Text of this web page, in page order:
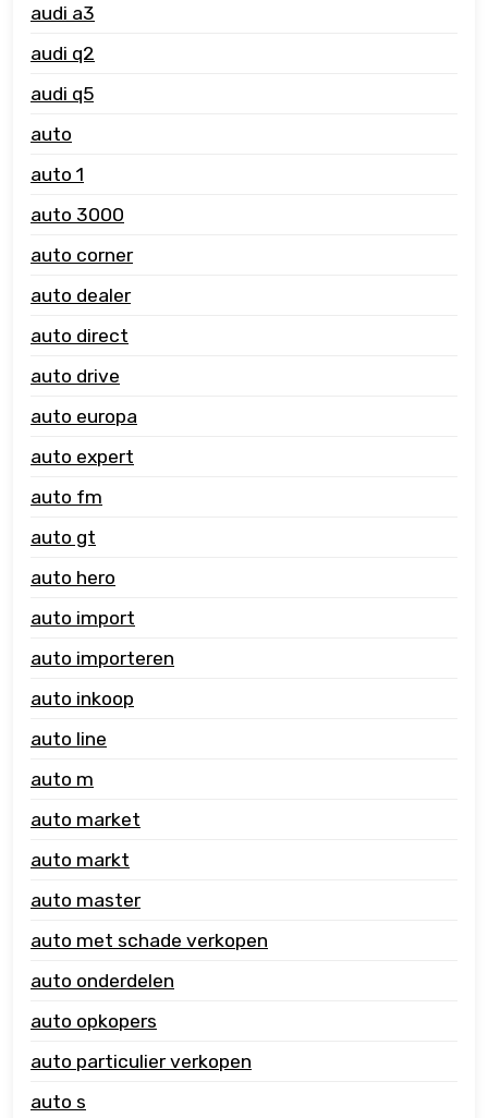
audi a3
audi q2
audi q5
auto
auto 1
auto 3000
auto corner
auto dealer
auto direct
auto drive
auto europa
auto expert
auto fm
auto gt
auto hero
auto import
auto importeren
auto inkoop
auto line
auto m
auto market
auto markt
auto master
auto met schade verkopen
auto onderdelen
auto opkopers
auto particulier verkopen
auto s